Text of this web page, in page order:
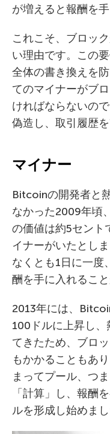
が増えると報酬を
これこそ、ブロッ
い理由です。この
全体の書き換えを
てのマイナーがブ
ければならないの
偽造し、取引履歴
マイナー
Bitcoinの開発者と
なかった2009年頃
の価値は約5セント
イナーがいたとし
なくとも1日に一度
酬を手に入れること
2013年には、
100ドルに上昇し
てきたため、ブロ
もかかることもあ
まってプール、つ
「計算」し、報酬
ルを形成し始めまし